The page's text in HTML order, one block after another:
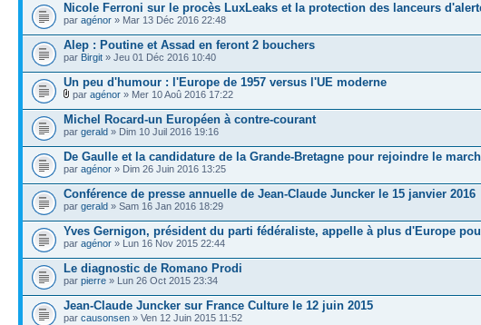
Nicole Ferroni sur le procès LuxLeaks et la protection des lanceurs
par agénor » Mar 13 Déc 2016 22:48
Alep : Poutine et Assad en feront 2 bouchers
par Birgit » Jeu 01 Déc 2016 10:40
Un peu d'humour : l'Europe de 1957 versus l'UE moderne
par agénor » Mer 10 Aoû 2016 17:22
Michel Rocard-un Européen à contre-courant
par gerald » Dim 10 Juil 2016 19:16
De Gaulle et la candidature de la Grande-Bretagne pour rejoindre le
par agénor » Dim 26 Juin 2016 13:25
Conférence de presse annuelle de Jean-Claude Juncker le 15 janvier 2016
par gerald » Sam 16 Jan 2016 18:29
Yves Gernigon, président du parti fédéraliste, appelle à plus d'Europe
par agénor » Lun 16 Nov 2015 22:44
Le diagnostic de Romano Prodi
par pierre » Lun 26 Oct 2015 23:34
Jean-Claude Juncker sur France Culture le 12 juin 2015
par causonsen » Ven 12 Juin 2015 11:52